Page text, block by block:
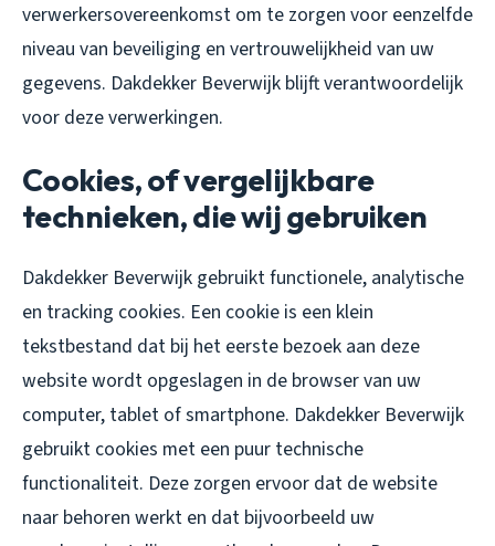
verwerkersovereenkomst om te zorgen voor eenzelfde
niveau van beveiliging en vertrouwelijkheid van uw
gegevens. Dakdekker Beverwijk blijft verantwoordelijk
voor deze verwerkingen.
Cookies, of vergelijkbare
technieken, die wij gebruiken
Dakdekker Beverwijk gebruikt functionele, analytische
en tracking cookies. Een cookie is een klein
tekstbestand dat bij het eerste bezoek aan deze
website wordt opgeslagen in de browser van uw
computer, tablet of smartphone. Dakdekker Beverwijk
gebruikt cookies met een puur technische
functionaliteit. Deze zorgen ervoor dat de website
naar behoren werkt en dat bijvoorbeeld uw